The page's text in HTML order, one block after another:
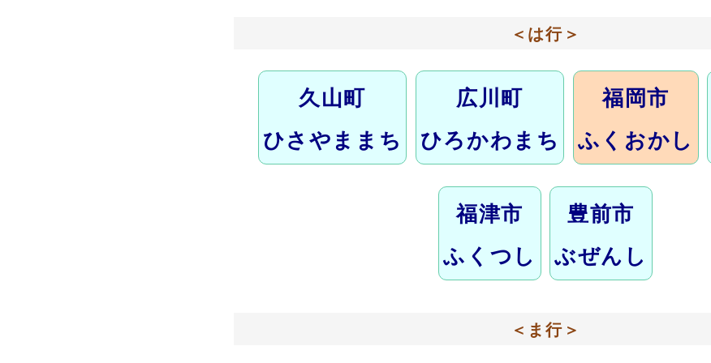
＜は行＞
久山町
ひさやままち
広川町
ひろかわまち
福岡市
ふくおかし
福津市
ふくつし
豊前市
ぶぜんし
＜ま行＞